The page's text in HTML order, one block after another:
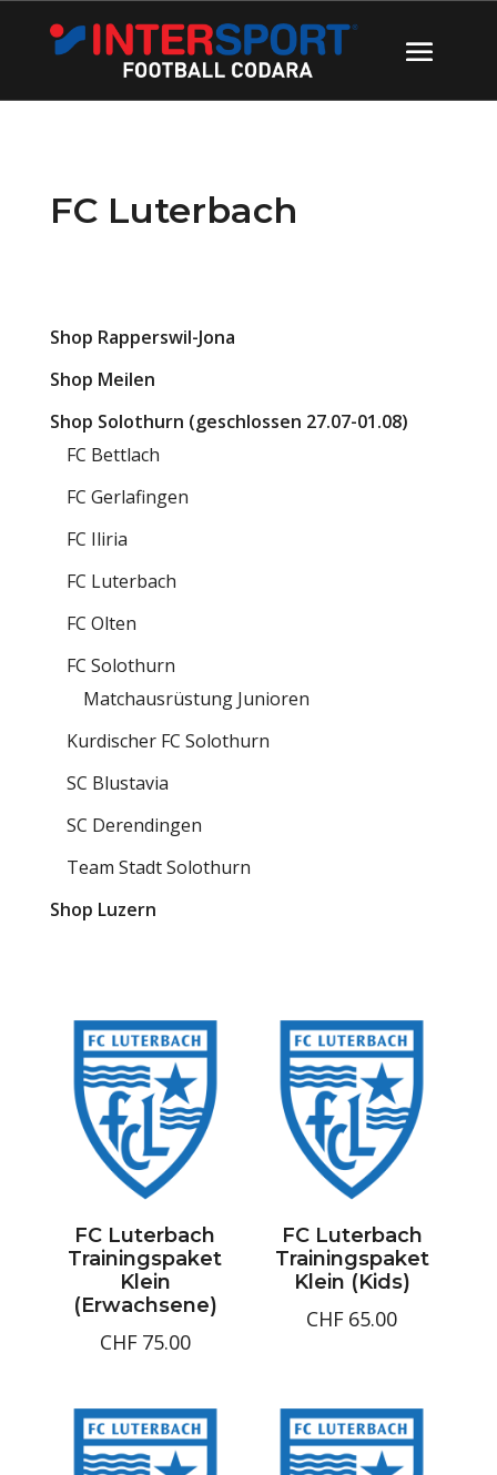
FC Luterbach
Shop Rapperswil-Jona
Shop Meilen
Shop Solothurn (geschlossen 27.07-01.08)
FC Bettlach
FC Gerlafingen
FC Iliria
FC Luterbach
FC Olten
FC Solothurn
Matchausrüstung Junioren
Kurdischer FC Solothurn
SC Blustavia
SC Derendingen
Team Stadt Solothurn
Shop Luzern
FC Luterbach
Trainingspaket
Klein
(Erwachsene)
CHF 75.00
FC Luterbach
Trainingspaket
Klein (Kids)
CHF 65.00